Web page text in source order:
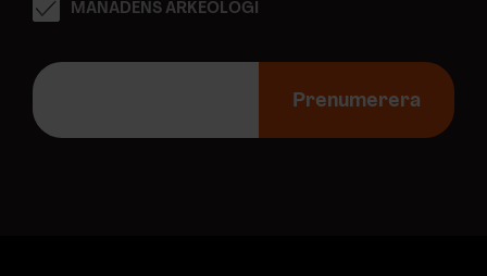
MÅNADENS ARKEOLOGI
E
p
Prenumerera